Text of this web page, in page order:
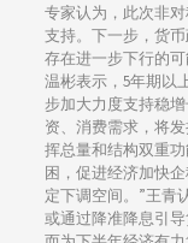
专家认为，此次非
支持。下一步，货
存在进一步下行的可
温彬表示，5年期以
步加大力度支持稳
资、消费需求，将
挥总量和结构双重
困，促进经济加快
定下调空间。”王青
或通过降准降息引